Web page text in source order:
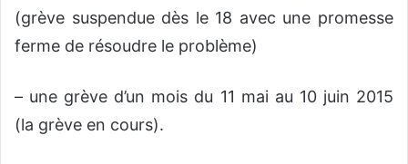
(grève suspendue dès le 18 avec une promesse
ferme de résoudre le problème)
– une grève d’un mois du 11 mai au 10 juin 2015
(la grève en cours).